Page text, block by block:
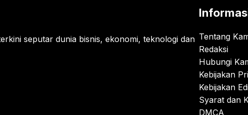
seputar dunia bisnis, ekonomi, teknologi dan Tentang
Redaksi
Hubungi
Kebijakan
Kebijakan
Syarat dan
DMCA